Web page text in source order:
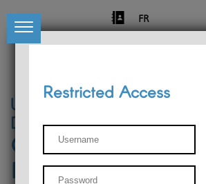
FR
University of Liège
Départment of Philosophy
Center for
Research
Restricted Access